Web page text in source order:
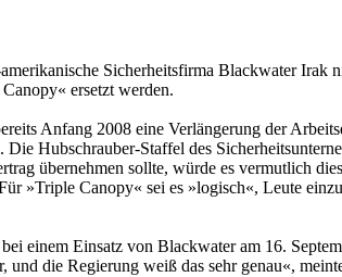
Sicherheitsfirma Blackwater
ersetzt werden.
Anfang 2008 eine Verlängerung der
Die Hubschrauber-Staffel des
übernehmen sollte, würde es vermutlich
»Triple Canopy« sei es »logisch«, Leute
einem Einsatz von Blackwater am 16.
die Regierung weiß das sehr genau«,